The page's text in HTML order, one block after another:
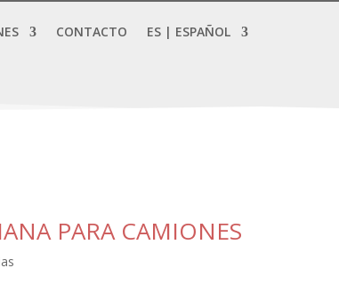
CONTACTO ES | ESPAÑOL
PARA CAMIONES